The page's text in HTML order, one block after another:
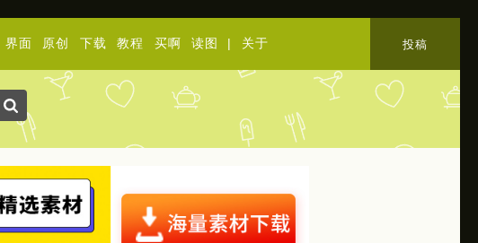
界面 原创 下载 教程 买啊 读图 | 关于 投稿